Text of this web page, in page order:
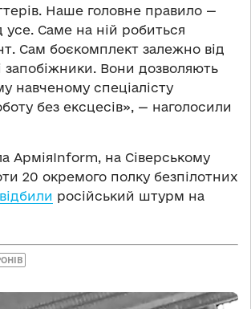
Наше головне правило —
усе. Саме на ній робиться
Сам боєкомплект залежно від
запобіжники. Вони дозволяють
навченому спеціалісту
без ексцесів», — наголосили
АрміяInform, на Сіверському
20 окремого полку безпілотних
відбили російський штурм на